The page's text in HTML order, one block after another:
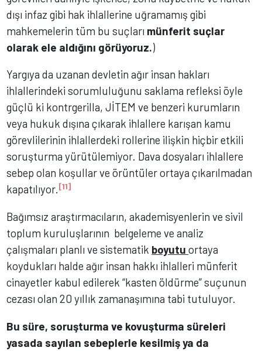
dışı infaz gibi hak ihlallerine uğramamış gibi
mahkemelerin tüm bu suçları münferit suçlar
olarak ele aldığını görüyoruz.)
Yargıya da uzanan devletin ağır insan hakları
ihlallerindeki sorumluluğunu saklama refleksi öyle
güçlü ki kontrgerilla, JİTEM ve benzeri kurumların
veya hukuk dışına çıkarak ihlallere karışan kamu
görevlilerinin ihlallerdeki rollerine ilişkin hiçbir etkili
soruşturma yürütülemiyor. Dava dosyaları ihlallere
sebep olan koşullar ve örüntüler ortaya çıkarılmadan
kapatılıyor.[11]
Bağımsız araştırmacıların, akademisyenlerin ve sivil
toplum kuruluşlarının belgeleme ve analiz
çalışmaları planlı ve sistematik boyutuortaya
koydukları halde ağır insan hakkı ihlalleri münferit
cinayetler kabul edilerek “kasten öldürme” suçunun
cezası olan 20 yıllık zamanaşımına tabi tutuluyor.
Bu süre, soruşturma ve kovuşturma süreleri
yasada sayılan sebeplerle kesilmiş ya da